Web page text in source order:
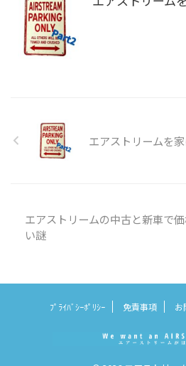
エアストリームを
エアストリームの中古と新車で
い謎
ﾌﾟﾗｲﾊﾞｼｰﾎﾟﾘｼｰ 免責事項 お